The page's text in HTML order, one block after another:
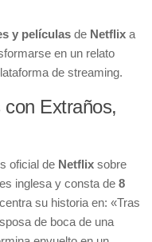
y películas de Netflix a
en un relato
de streaming.
Extraños,
oficial de Netflix sobre
inglesa y consta de 8
centra su historia en: «Tras
de boca de una